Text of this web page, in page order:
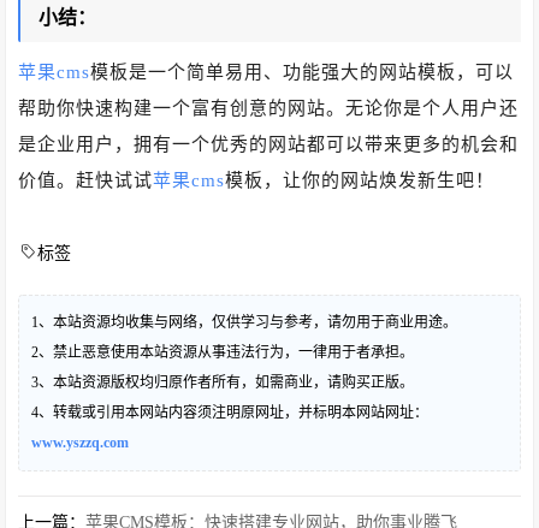
小结：
苹果cms模板是一个简单易用、功能强大的网站模板，可以
帮助你快速构建一个富有创意的网站。无论你是个人用户还
是企业用户，拥有一个优秀的网站都可以带来更多的机会和
价值。赶快试试苹果cms模板，让你的网站焕发新生吧！
标签
1、本站资源均收集与网络，仅供学习与参考，请勿用于商业用途。
2、禁止恶意使用本站资源从事违法行为，一律用于者承担。
3、本站资源版权均归原作者所有，如需商业，请购买正版。
4、转载或引用本网站内容须注明原网址，并标明本网站网址：
www.yszzq.com
上一篇：苹果CMS模板：快速搭建专业网站，助你事业腾飞